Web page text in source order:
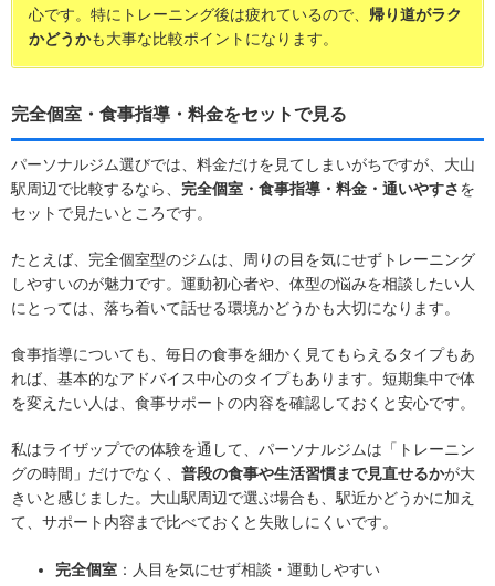
心です。特にトレーニング後は疲れているので、 帰り道がラク
かどうかも大事な比較ポイントになります。
完全個室・食事指導・料金をセットで見る
パーソナルジム選びでは、料金だけを見てしまいがちですが、大山
駅周辺で比較するなら、 完全個室・食事指導・料金・通いやすさを
セットで見たいところです。
たとえば、完全個室型のジムは、周りの目を気にせずトレーニング
しやすいのが魅力です。運動初心者や、体型の悩みを相談したい人
にとっては、落ち着いて話せる環境かどうかも大切になります。
食事指導についても、毎日の食事を細かく見てもらえるタイプもあ
れば、基本的なアドバイス中心のタイプもあります。短期集中で体
を変えたい人は、食事サポートの内容を確認しておくと安心です。
私はライザップでの体験を通して、パーソナルジムは「トレーニン
グの時間」だけでなく、 普段の食事や生活習慣まで見直せるかが大
きいと感じました。大山駅周辺で選ぶ場合も、駅近かどうかに加え
て、サポート内容まで比べておくと失敗しにくいです。
完全個室 ：人目を気にせず相談・運動しやすい